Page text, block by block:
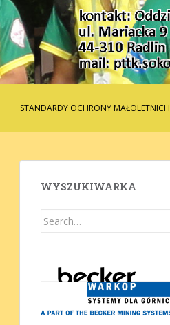
STANDARDY OCHRONY MAŁOLETNICH
WYSZUKIWARKA
Search